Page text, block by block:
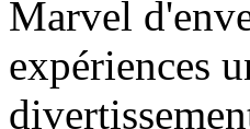
Marvel
expériences